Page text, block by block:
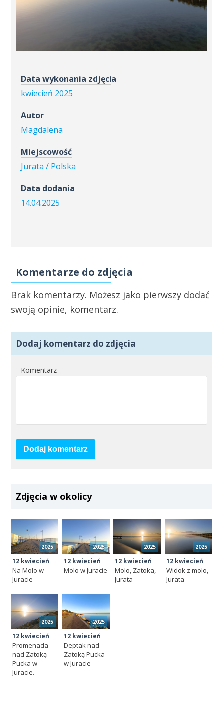
Data wykonania zdjęcia
kwiecień 2025
Autor
Magdalena
Miejscowość
Jurata / Polska
Data dodania
14.04.2025
Komentarze do zdjęcia
Brak komentarzy. Możesz jako pierwszy dodać
swoją opinie, komentarz.
Dodaj komentarz do zdjęcia
Komentarz
Dodaj komentarz
Zdjęcia w okolicy
2025
12 kwiecień
Na Molo w
Juracie
2025
12 kwiecień
Molo w Juracie
2025
12 kwiecień
Molo, Zatoka,
Jurata
2025
12 kwiecień
Widok z molo,
Jurata
2025
12 kwiecień
Promenada
nad Zatoką
Pucka w
Juracie.
2025
12 kwiecień
Deptak nad
Zatoką Pucka
w Juracie